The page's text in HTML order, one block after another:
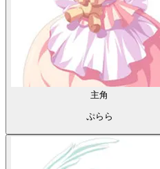
主角
ぷらら